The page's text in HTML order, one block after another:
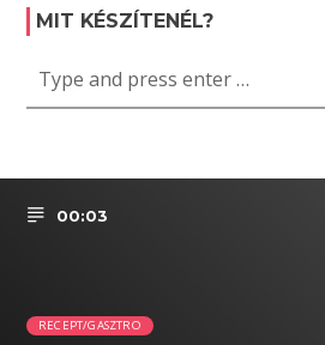
MIT KÉSZÍTENÉL?
00:03
RECEPT/GASZTRO